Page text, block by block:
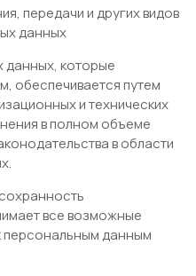
передачи и других видов
данных
данных, которые
обеспечивается путем
и технических
в полном объеме
в области
все возможные
данным